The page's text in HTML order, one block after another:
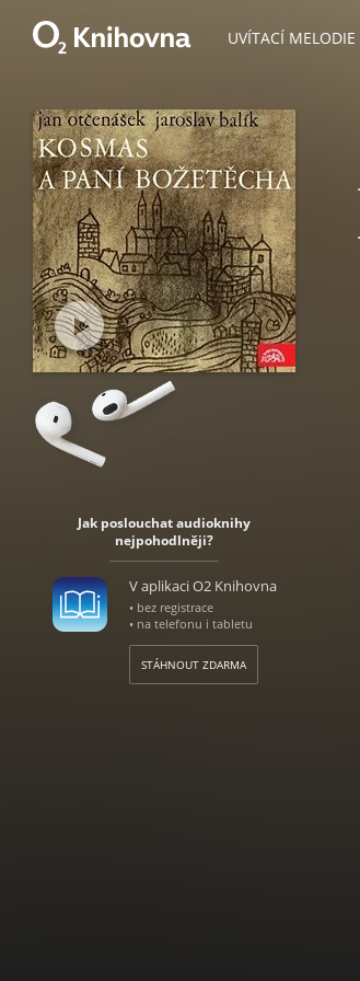
UVÍTACÍ MELODIE
Jak poslouchat audioknihy
nejpohodlněji?
V aplikaci O2 Knihovna
• bez registrace
• na telefonu i tabletu
STÁHNOUT ZDARMA